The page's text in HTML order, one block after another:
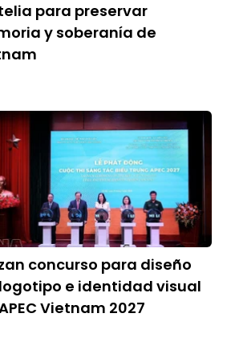
para preservar
y soberanía de
concurso para diseño
e identidad visual
Vietnam 2027